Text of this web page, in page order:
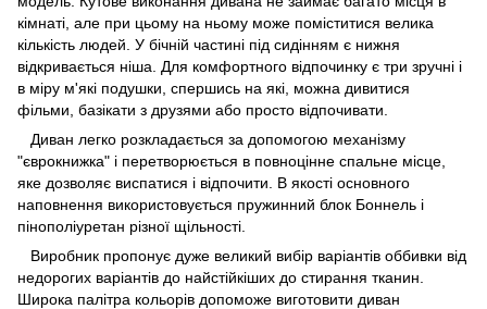
кімнаті, але при цьому на ньому може поміститися велика
кількість людей. У бічній частині під сидінням є нижня
відкривається ніша. Для комфортного відпочинку є три зручні і
в міру м'які подушки, спершись на які, можна дивитися
фільми, базікати з друзями або просто відпочивати.
Диван легко розкладається за допомогою механізму
"єврокнижка" і перетворюється в повноцінне спальне місце,
яке дозволяє виспатися і відпочити. В якості основного
наповнення використовується пружинний блок Боннель і
пінополіуретан різної щільності.
Виробник пропонує дуже великий вибір варіантів оббивки від
недорогих варіантів до найстійкіших до стирання тканин.
Широка палітра кольорів допоможе виготовити диван